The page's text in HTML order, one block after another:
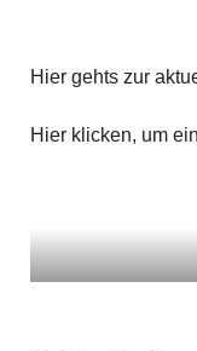
Hier gehts zur
Hier klicken, um